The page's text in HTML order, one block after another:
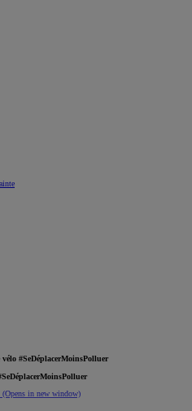
#SeDéplacerMoinsPolluer
(Opens in new window)